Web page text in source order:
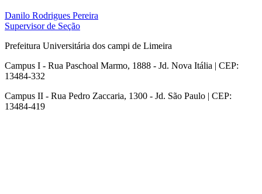
Danilo Rodrigues Pereira
Supervisor de Seção
Prefeitura Universitária dos campi de Limeira
Campus I - Rua Paschoal Marmo, 1888 - Jd. Nova Itália | CEP:
13484-332
Campus II - Rua Pedro Zaccaria, 1300 - Jd. São Paulo | CEP:
13484-419